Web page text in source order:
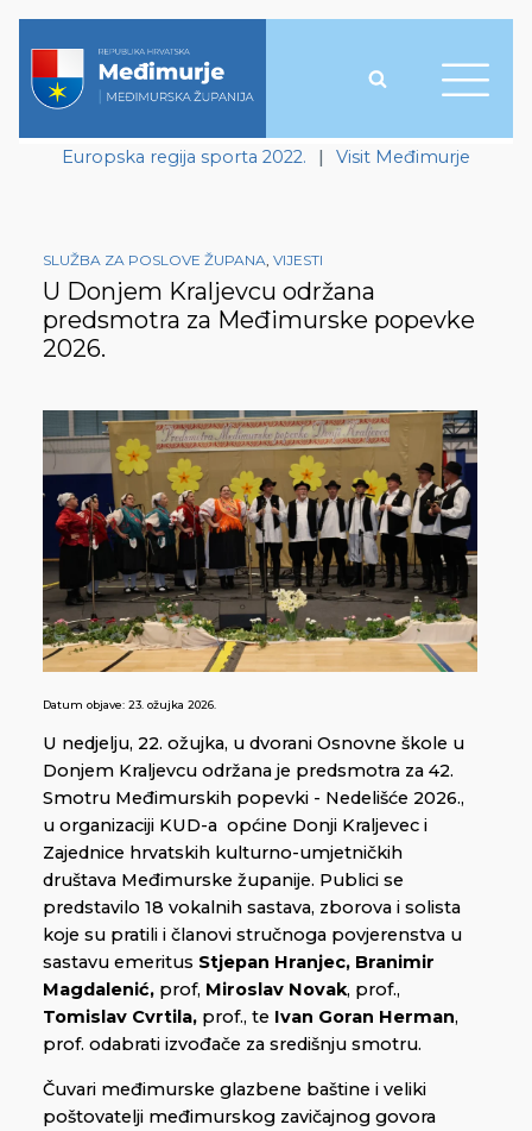
Europska regija sporta 2022. | Visit Međimurje
SLUŽBA ZA POSLOVE ŽUPANA, VIJESTI
U Donjem Kraljevcu održana
predsmotra za Međimurske popevke
2026.
Datum objave: 23. ožujka 2026.
U nedjelju, 22. ožujka, u dvorani Osnovne škole u
Donjem Kraljevcu održana je predsmotra za 42.
Smotru Međimurskih popevki - Nedelišće 2026.,
u organizaciji KUD-a općine Donji Kraljevec i
Zajednice hrvatskih kulturno-umjetničkih
društava Međimurske županije. Publici se
predstavilo 18 vokalnih sastava, zborova i solista
koje su pratili i članovi stručnoga povjerenstva u
sastavu emeritus Stjepan Hranjec, Branimir
Magdalenić, prof, Miroslav Novak, prof.,
Tomislav Cvrtila, prof., te Ivan Goran Herman,
prof. odabrati izvođače za središnju smotru.
Čuvari međimurske glazbene baštine i veliki
poštovatelji međimurskog zavičajnog govora